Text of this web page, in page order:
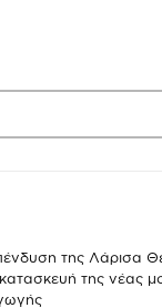
της Λάρισα
της νέας